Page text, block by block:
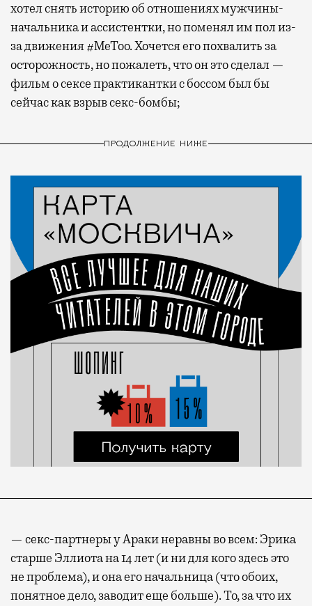
хотел снять историю об отношениях мужчины-
начальника и ассистентки, но поменял им пол из-
за движения #MeToo. Хочется его похвалить за
осторожность, но пожалеть, что он это сделал —
фильм о сексе практикантки с боссом был бы
сейчас как взрыв секс-бомбы;
ПРОДОЛЖЕНИЕ НИЖЕ
— секс-партнеры у Араки неравны во всем: Эрика
старше Эллиота на 14 лет (и ни для кого здесь это
не проблема), и она его начальница (что обоих,
понятное дело, заводит еще больше). То, за что их